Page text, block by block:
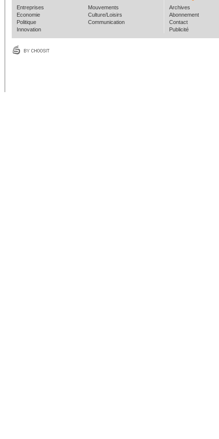
Entreprises
Economie
Politique
Innovation
Mouvements
Culture/Loisirs
Communication
Archives
Abonnement
Contact
Publicité